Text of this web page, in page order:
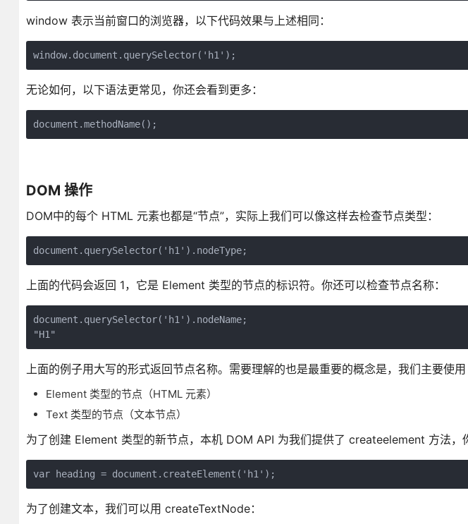
window 表示当前窗口的浏览器，以下代码效果与上述相同：
window.document.querySelector('h1');
无论如何，以下语法更常见，你还会看到更多：
document.methodName();
DOM 操作
DOM中的每个 HTML 元素也都是“节点”，实际上我们可以像这样去检查节点类型：
document.querySelector('h1').nodeType;
上面的代码会返回 1，它是 Element 类型的节点的标识符。你还可以检查节点名称：
document.querySelector('h1').nodeName;
"H1"
上面的例子用大写的形式返回节点名称。需要理解的也是最重要的概念是，我们主要使用
Element 类型的节点（HTML 元素）
Text 类型的节点（文本节点）
为了创建 Element 类型的新节点，本机 DOM API 为我们提供了 createelement 方法，
var heading = document.createElement('h1');
为了创建文本，我们可以用 createTextNode：